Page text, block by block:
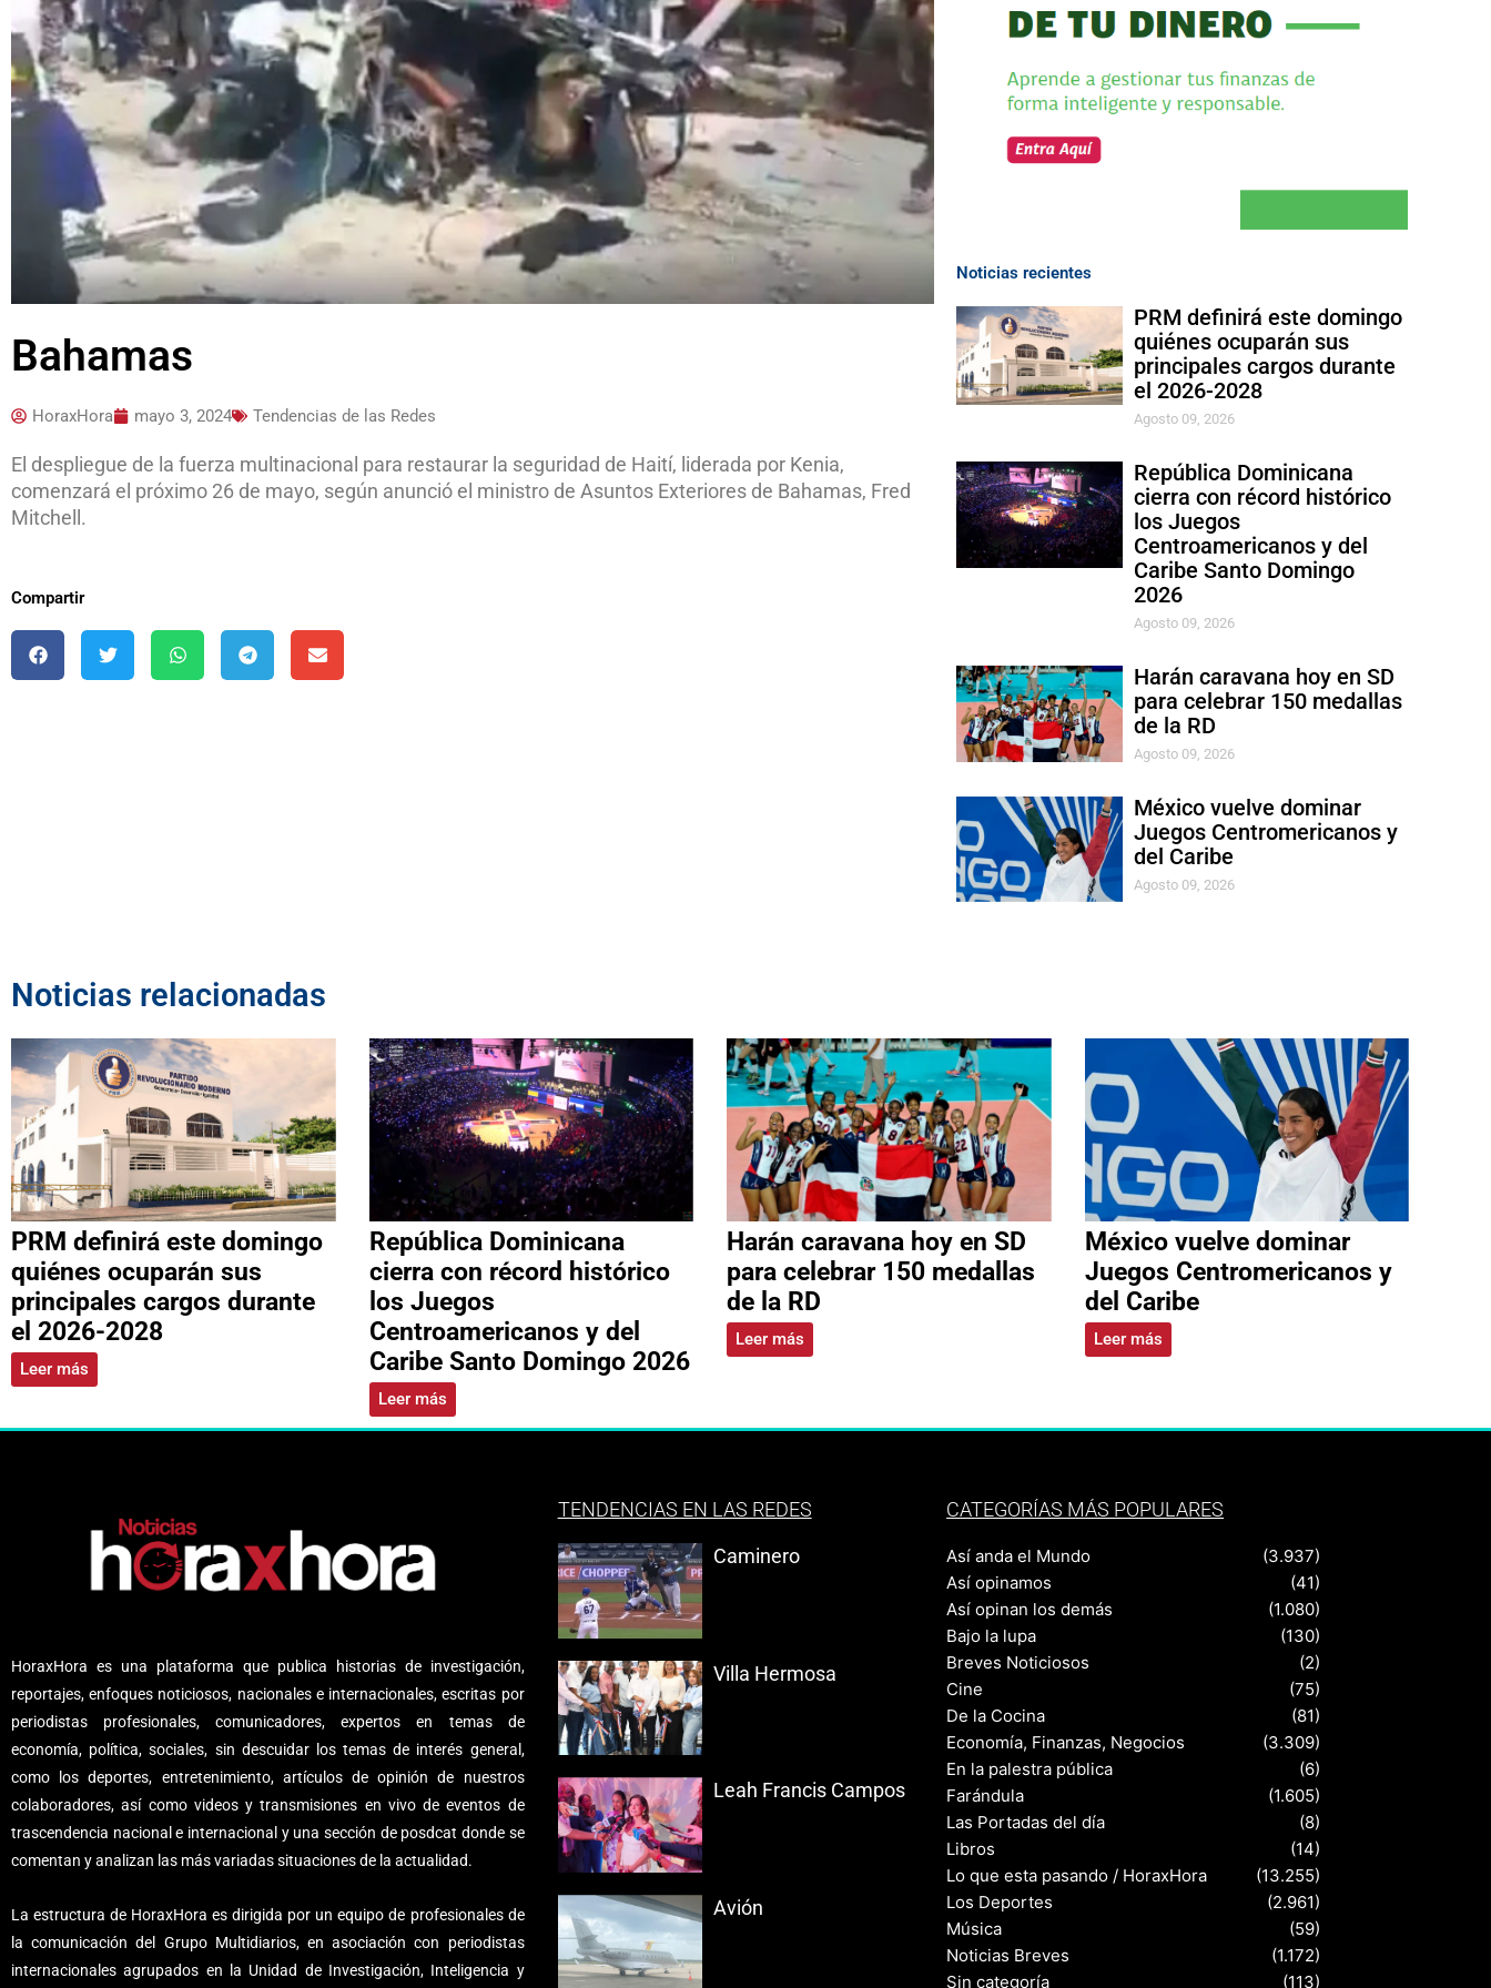
Bahamas
HoraxHora mayo 3, 2024 Tendencias de las Redes
El despliegue de la fuerza multinacional para restaurar la seguridad de Haití, liderada por Kenia,
comenzará el próximo 26 de mayo, según anunció el ministro de Asuntos Exteriores de Bahamas, Fred
Mitchell.
Compartir
Noticias recientes
PRM definirá este domingo
quiénes ocuparán sus
principales cargos durante
el 2026-2028
Agosto 09, 2026
República Dominicana
cierra con récord histórico
los Juegos
Centroamericanos y del
Caribe Santo Domingo
2026
Agosto 09, 2026
Harán caravana hoy en SD
para celebrar 150 medallas
de la RD
Agosto 09, 2026
México vuelve dominar
Juegos Centromericanos y
del Caribe
Agosto 09, 2026
Noticias relacionadas
PRM definirá este domingo
quiénes ocuparán sus
principales cargos durante
el 2026-2028
Leer más
República Dominicana
cierra con récord histórico
los Juegos
Centroamericanos y del
Caribe Santo Domingo 2026
Leer más
Harán caravana hoy en SD
para celebrar 150 medallas
de la RD
Leer más
México vuelve dominar
Juegos Centromericanos y
del Caribe
Leer más
HoraxHora es una plataforma que publica historias de investigación,
reportajes, enfoques noticiosos, nacionales e internacionales, escritas por
periodistas profesionales, comunicadores, expertos en temas de
economía, política, sociales, sin descuidar los temas de interés general,
como los deportes, entretenimiento, artículos de opinión de nuestros
colaboradores, así como videos y transmisiones en vivo de eventos de
trascendencia nacional e internacional y una sección de posdcat donde se
comentan y analizan las más variadas situaciones de la actualidad.
La estructura de HoraxHora es dirigida por un equipo de profesionales de
la comunicación del Grupo Multidiarios, en asociación con periodistas
internacionales agrupados en la Unidad de Investigación, Inteligencia y
TENDENCIAS EN LAS REDES
Caminero
Villa Hermosa
Leah Francis Campos
Avión
CATEGORÍAS MÁS POPULARES
Así anda el Mundo
(3.937)
Así opinamos
(41)
Así opinan los demás
(1.080)
Bajo la lupa
(130)
Breves Noticiosos
(2)
Cine
(75)
De la Cocina
(81)
Economía, Finanzas, Negocios
(3.309)
En la palestra pública
(6)
Farándula
(1.605)
Las Portadas del día
(8)
Libros
(14)
Lo que esta pasando / HoraxHora
(13.255)
Los Deportes
(2.961)
Música
(59)
Noticias Breves
(1.172)
Sin categoría
(113)